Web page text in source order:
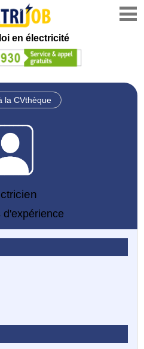
en électricité
la CVthèque
d'expérience